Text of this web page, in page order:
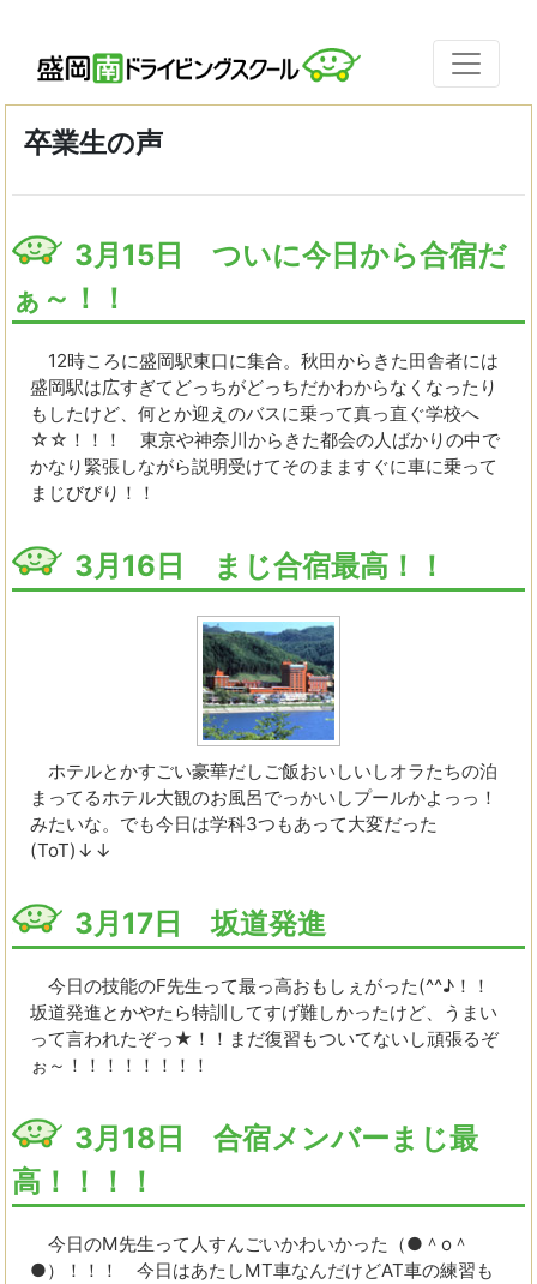
卒業生の声
3月15日 ついに今日から合宿だ
ぁ～！！
12時ころに盛岡駅東口に集合。秋田からきた田舎者には
盛岡駅は広すぎてどっちがどっちだかわからなくなったり
もしたけど、何とか迎えのバスに乗って真っ直ぐ学校へ
☆☆！！！ 東京や神奈川からきた都会の人ばかりの中で
かなり緊張しながら説明受けてそのまますぐに車に乗って
まじびびり！！
3月16日 まじ合宿最高！！
ホテルとかすごい豪華だしご飯おいしいしオラたちの泊
まってるホテル大観のお風呂でっかいしプールかよっっ！
みたいな。でも今日は学科3つもあって大変だった
(ToT)↓↓
3月17日 坂道発進
今日の技能のF先生って最っ高おもしぇがった(^^♪！！
坂道発進とかやたら特訓してすげ難しかったけど、うまい
って言われたぞっ★！！まだ復習もついてないし頑張るぞ
ぉ～！！！！！！！！
3月18日 合宿メンバーまじ最
高！！！！
今日のM先生って人すんごいかわいかった（●＾o＾
●）！！！ 今日はあたしMT車なんだけどAT車の練習も